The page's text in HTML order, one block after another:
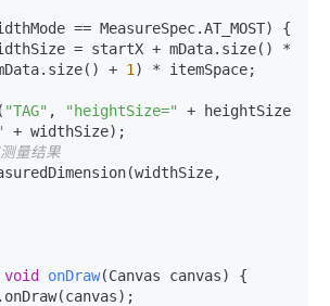
== MeasureSpec.AT_MOST) {
+ 1 ) * itemSpace;
"TAG" , "heightSize="
+ heightSize
+ widthSize);
量结果
void onDraw(Canvas canvas)
{
.onDraw(canvas);